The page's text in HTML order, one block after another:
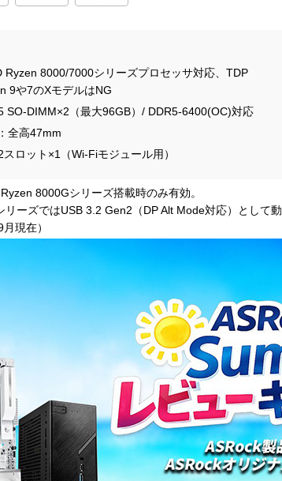
Ryzen 8000/7000シリーズプロセッサ対応、TDP
9や7のXモデルはNG
SO-DIMM×2（最大96GB）/ DDR5-6400(OC)対応
全高47mm
スロット×1（Wi-Fiモジュール用）
8000Gシリーズ搭載時のみ有効。
ーズではUSB 3.2 Gen2（DP Alt Mode対応）として動
現在）